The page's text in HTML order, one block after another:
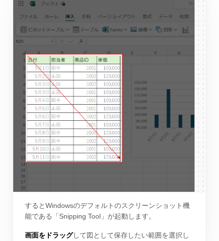
するとWindowsのデフォルトのスクリーンショット機
能である「Snipping Tool」が起動します。
画面をドラッグして図として保存したい範囲を選択し